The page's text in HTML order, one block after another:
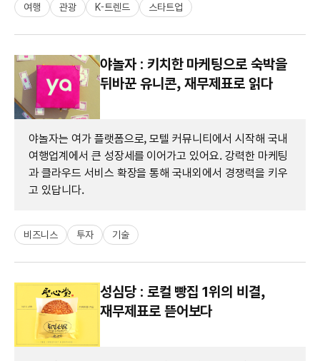
여행 관광 K-트렌드 스타트업
야놀자 : 키치한 마케팅으로 숙박을
뒤바꾼 유니콘, 재무제표로 읽다
야놀자는 여가 플랫폼으로, 모텔 커뮤니티에서 시작해 국내
여행업계에서 큰 성장세를 이어가고 있어요. 강력한 마케팅
과 클라우드 서비스 확장을 통해 국내외에서 경쟁력을 키우
고 있답니다.
비즈니스 투자 기술
성심당 : 로컬 빵집 1위의 비결,
재무제표로 뜯어보다